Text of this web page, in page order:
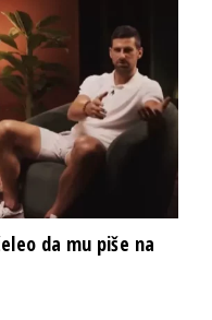
da mu piše na